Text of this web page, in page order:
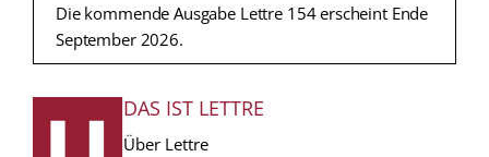
Die kommende Ausgabe Lettre 154 erscheint Ende
September 2026.
FUSSZEILE
DAS IST LETTRE
Über Lettre